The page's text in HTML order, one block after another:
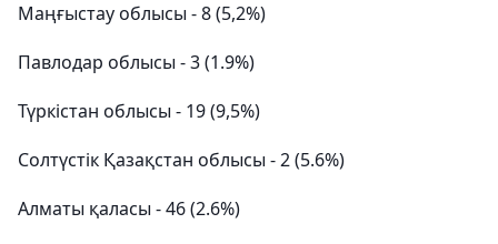
Маңғыстау облысы - 8 (5,2%)
Павлодар облысы - 3 (1.9%)
Түркістан облысы - 19 (9,5%)
Солтүстік Қазақстан облысы - 2 (5.6%)
Алматы қаласы - 46 (2.6%)